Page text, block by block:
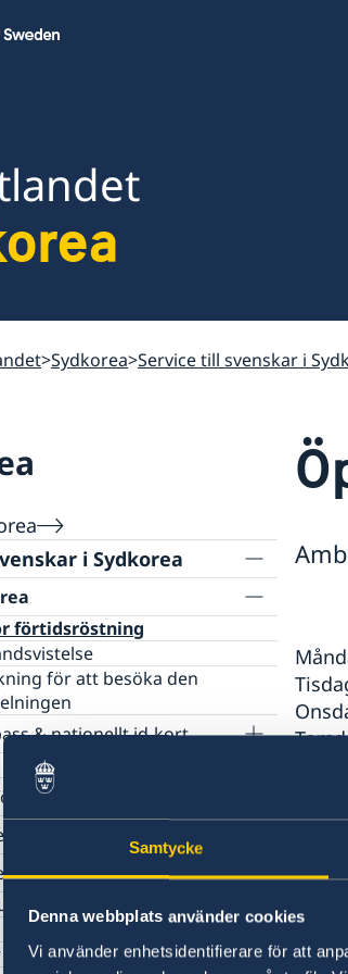
Samtycke
Denna webbplats använder cookies
Vi använder enhetsidentifierare för att
Sydkorea Service till svenskar i
i Sydkorea
förtidsröstning
för att besöka den
& nationellt id-kort
för vuxna
för barn under 18 år
Provisoriskt pass
utomlands
samordningsnummer
myndighet
Swedish Citizenship
- regler
i Sydkorea